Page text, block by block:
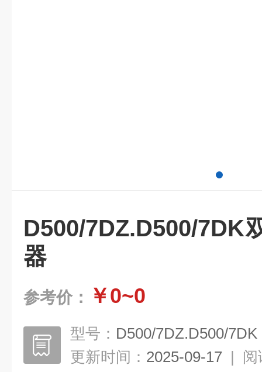
D500/7DZ.D500/7DK
器
参考价： ￥0~0
型号： D500/7DZ.D500/7DK
更新时间： 2025-09-17 | 阅